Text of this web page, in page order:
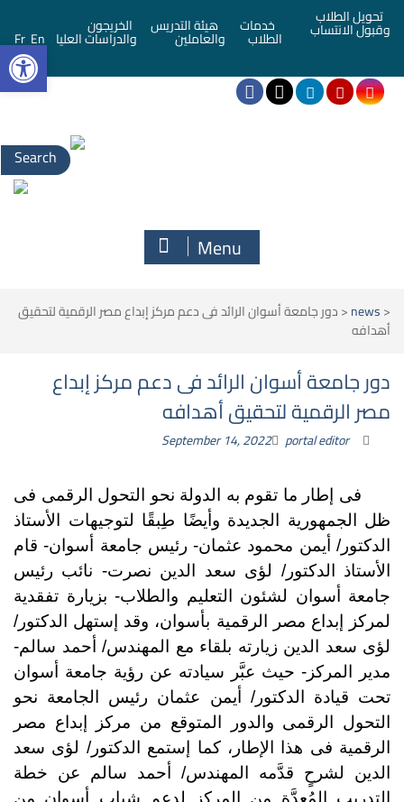
تحويل الطلاب
وقبول الانتساب خدمات
الطلاب
هيئة التدريس
والعاملين
الخريجون
والدراسات العليا En
Fr
Search
for:
Menu
<
news
<دور جامعة أسوان الرائد فى دعم مركز إبداع مصر الرقمية لتحقيق
أهدافه
دور جامعة أسوان الرائد فى دعم مركز إبداع
مصر الرقمية لتحقيق أهدافه
September 14, 2022 portal editor
فى إطار ما تقوم به الدولة نحو التحول الرقمى فى
ظل الجمهورية الجديدة وأيضًا طِبقًا لتوجيهات الأستاذ
الدكتور/ أيمن محمود عثمان- رئيس جامعة أسوان- قام
الأستاذ الدكتور/ لؤى سعد الدين نصرت- نائب رئيس
جامعة أسوان لشئون التعليم والطلاب- بزيارة تفقدية
لمركز إبداع مصر الرقمية بأسوان، وقد إستهل الدكتور/
لؤى سعد الدين زيارته بلقاء مع المهندس/ أحمد سالم-
مدير المركز- حيث عبَّر سيادته عن رؤية جامعة أسوان
تحت قيادة الدكتور/ أيمن عثمان رئيس الجامعة نحو
التحول الرقمى والدور المتوقع من مركز إبداع مصر
الرقمية فى هذا الإطار، كما إستمع الدكتور/ لؤى سعد
الدين لشرحٍ قدَّمه المهندس/ أحمد سالم عن خطة
التدريب المُعدَّة من المركز لدعم شباب أسوان من